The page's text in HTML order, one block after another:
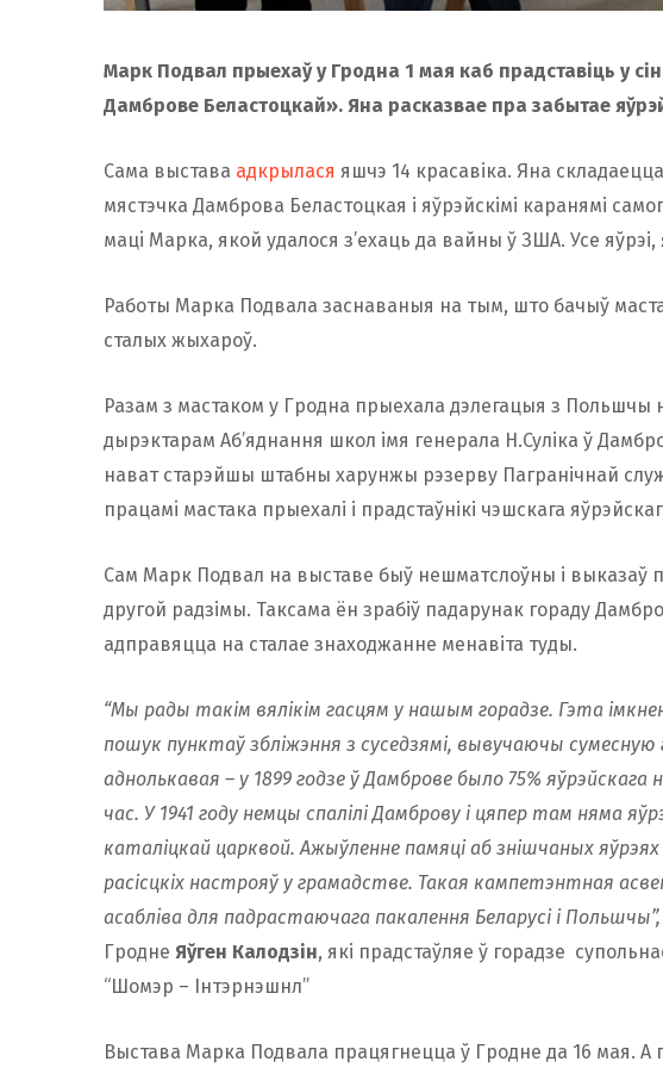
Марк Подвал прыехаў у Гродна 1 мая каб прадставіць у
Дамброве Беластоцкай». Яна расказвае пра забытае
Сама выстава адкрылася яшчэ 14 красавіка. Яна
мястэчка Дамброва Беластоцкая і яўрэйскімі каранямі
мацi Марка, якой удалося з’ехаць да вайны ў ЗША. Усе яўрэі,
Работы Марка Подвала заснаваныя на тым, што бачыў
сталых жыхароў.
Разам з мастаком у Гродна прыехала дэлегацыя з Польшчы
дырэктарам Аб’яднання школ імя генерала Н.Суліка ў
нават старэйшы штабны харунжы рэзерву Пагранічнай
працамi мастака прыехалі і прадстаўнікі чэшскага
Сам Марк Подвал на выставе быў нешматслоўны і выказаў
другой радзімы. Таксама ён зрабіў падарунак гораду
адправяцца на сталае знаходжанне менавіта туды.
“Мы рады такім вялікім гасцям у нашым горадзе. Гэта
пошук пунктаў збліжэння з суседзямі, вывучаючы
аднолькавая – у 1899 годзе ў Дамброве было 75% яўрэйскага
час. У 1941 году немцы спалілі Дамброву і цяпер там няма
каталіцкай царквой. Ажыўленне памяці аб знішчаных
расісцкіх настрояў у грамадстве. Такая кампетэнтная
асаблiва для падрастаючага пакалення Беларусі і Польшчы”,
Гродне Яўген Калодзін, які прадстаўляе ў горадзе
“Шомэр – Інтэрнэшнл”
Выстава Марка Подвала працягнецца ў Гродне да 16 мая. А